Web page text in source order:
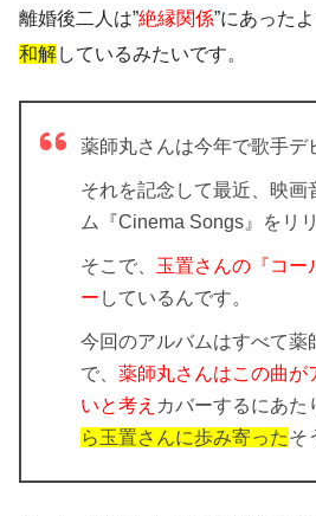
離婚後二人は”絶縁関係”にあった
和解しているみたいです。
薬師丸さんは今年で歌手デ
それを記念して最近、映画
ム『Cinema Songs』をリ
そこで、 玉置さんの『コー
ー しているんです。
今回のアルバムはすべて薬
で、 薬師丸さんはこの曲が
いと考え カバーするにあた
ら玉置さんに歩み寄ったそ